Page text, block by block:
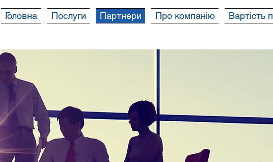
Головна Послуги Партнери Про компанію Вартість